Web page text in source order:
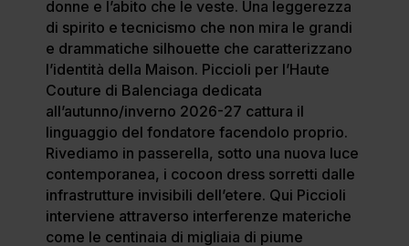
donne e l’abito che le veste. Una leggerezza
di spirito e tecnicismo che non mira le grandi
e drammatiche silhouette che caratterizzano
l’identità della Maison. Piccioli per l’Haute
Couture di Balenciaga dedicata
all’autunno/inverno 2026-27 cattura il
linguaggio del fondatore facendolo proprio.
Rivediamo in passerella, sotto una nuova luce
contemporanea, i cocoon dress sorretti dalle
infrastrutture invisibili dell’etere. Qui Piccioli
interviene attraverso interferenze materiche
come le centinaia di migliaia di piume